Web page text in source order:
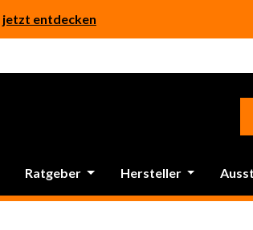
jetzt entdecken
Ratgeber Hersteller